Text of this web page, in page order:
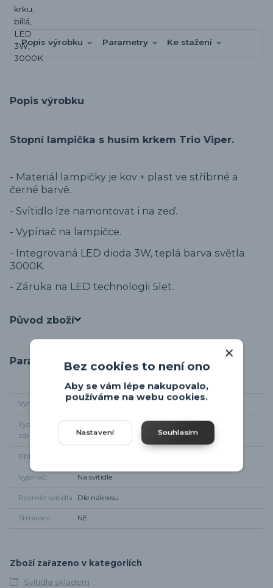
Popis výrobku Parametry Ke stažení
Popis výrobku
Stopní lampička s husím krkem Trio Viper.
- Materiál lampičky je kov + plast ve stříbrné a
černé barvě.
- Svítidlo lze namontovat i na zeď.
- Vypínač na lampičce.
- Integrovaná LED dioda 3W, teplá barva světla
3000K.
- Záruka na LED technologii 5let.
Původ zboží
Parametry
Výrobce
Typ světelného
zdroje
Příkon
Vypínač Na svítidle
Rozměr svítidla Dle nákresu
Stmívání NE
Zboží zařazeno v kategoriích
Svítidla skladem
Bez cookies to není ono
Aby se vám lépe nakupovalo,
používáme na webu cookies.
Nastavení Souhlasím